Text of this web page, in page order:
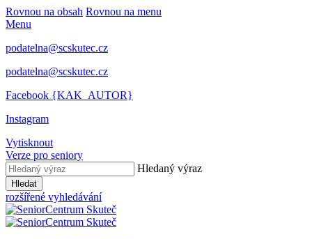
Rovnou na obsah Rovnou na menu
Menu
podatelna@scskutec.cz
podatelna@scskutec.cz
Facebook {KAK_AUTOR}
Instagram
Vytisknout
Verze pro seniory
Hledaný výraz
Hledat
rozšířené vyhledávání